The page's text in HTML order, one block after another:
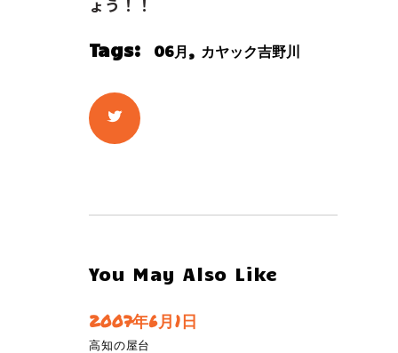
ょう！！
Tags: 06月, カヤック吉野川
You May Also Like
2007年6月1日
高知の屋台